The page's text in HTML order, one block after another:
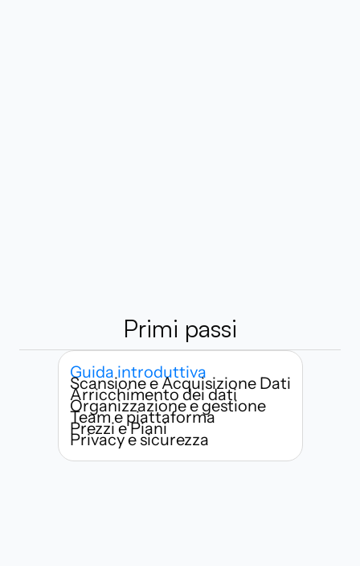
Primi passi
Guida introduttiva
Scansione e Acquisizione Dati
Arricchimento dei dati
Organizzazione e gestione
Team e piattaforma
Prezzi e Piani
Privacy e sicurezza